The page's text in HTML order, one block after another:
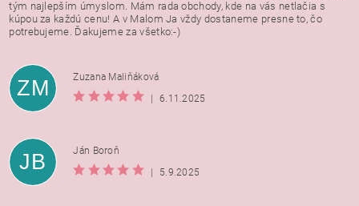
tým najlepším úmyslom. Mám rada obchody, kde na vás netlačia s
kúpou za každú cenu! A v Malom Ja vždy dostaneme presne to, čo
potrebujeme. Ďakujeme za všetko:-)
ZM
Zuzana Maliňáková
|
6.11.2025
JB
Ján Boroň
|
5.9.2025